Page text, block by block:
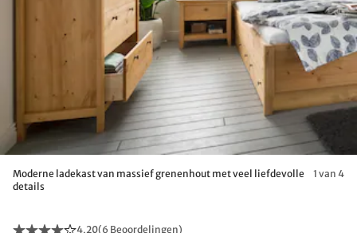
Moderne ladekast van massief grenenhout met veel liefdevolle
details
1 van 4
4,20(6 Beoordelingen)